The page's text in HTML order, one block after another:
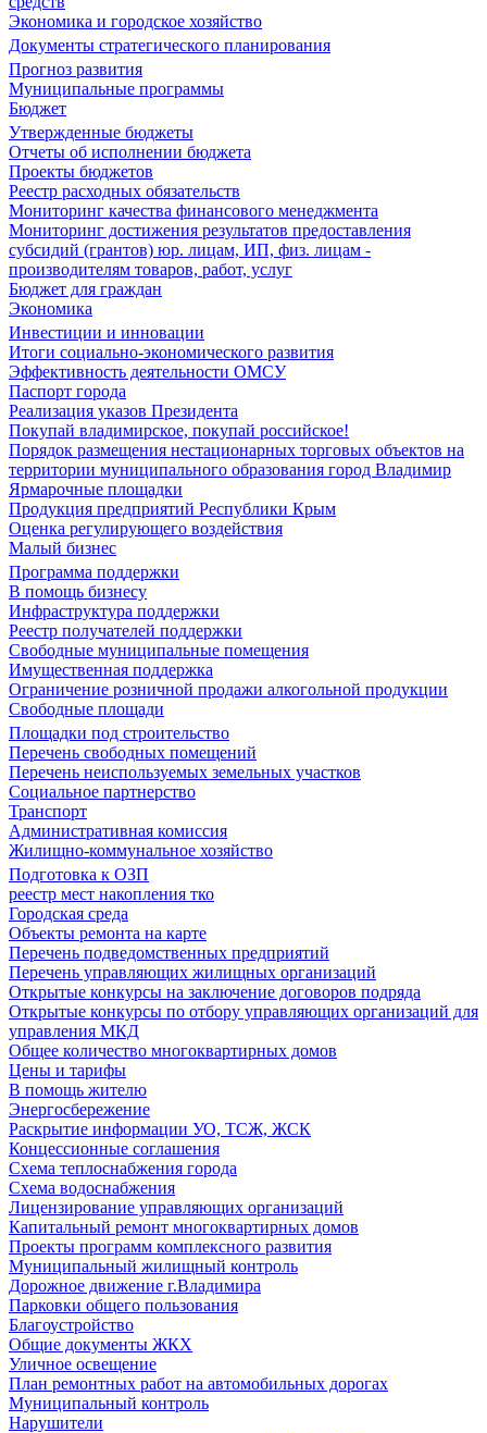
Экономика и городское хозяйство
Документы стратегического планирования
Прогноз развития
Муниципальные программы
Бюджет
Утвержденные бюджеты
Отчеты об исполнении бюджета
Проекты бюджетов
Реестр расходных обязательств
Мониторинг качества финансового менеджмента
Мониторинг достижения результатов предоставления
субсидий (грантов) юр. лицам, ИП, физ. лицам -
производителям товаров, работ, услуг
Бюджет для граждан
Экономика
Инвестиции и инновации
Итоги социально-экономического развития
Эффективность деятельности ОМСУ
Паспорт города
Реализация указов Президента
Покупай владимирское, покупай российское!
Порядок размещения нестационарных торговых объектов на
территории муниципального образования город Владимир
Ярмарочные площадки
Продукция предприятий Республики Крым
Оценка регулирующего воздействия
Малый бизнес
Программа поддержки
В помощь бизнесу
Инфраструктура поддержки
Реестр получателей поддержки
Свободные муниципальные помещения
Имущественная поддержка
Ограничение розничной продажи алкогольной продукции
Свободные площади
Площадки под строительство
Перечень свободных помещений
Перечень неиспользуемых земельных участков
Социальное партнерство
Транспорт
Административная комиссия
Жилищно-коммунальное хозяйство
Подготовка к ОЗП
реестр мест накопления тко
Городская среда
Объекты ремонта на карте
Перечень подведомственных предприятий
Перечень управляющих жилищных организаций
Открытые конкурсы на заключение договоров подряда
Открытые конкурсы по отбору управляющих организаций для
управления МКД
Общее количество многоквартирных домов
Цены и тарифы
В помощь жителю
Энергосбережение
Раскрытие информации УО, ТСЖ, ЖСК
Концессионные соглашения
Схема теплоснабжения города
Схема водоснабжения
Лицензирование управляющих организаций
Капитальный ремонт многоквартирных домов
Проекты программ комплексного развития
Муниципальный жилищный контроль
Дорожное движение г.Владимира
Парковки общего пользования
Благоустройство
Общие документы ЖКХ
Уличное освещение
План ремонтных работ на автомобильных дорогах
Муниципальный контроль
Нарушители